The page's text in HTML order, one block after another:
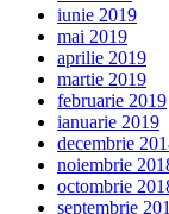
iunie 2019
mai 2019
aprilie 2019
martie 2019
februarie 2019
ianuarie 2019
decembrie
noiembrie
octombrie
septembrie